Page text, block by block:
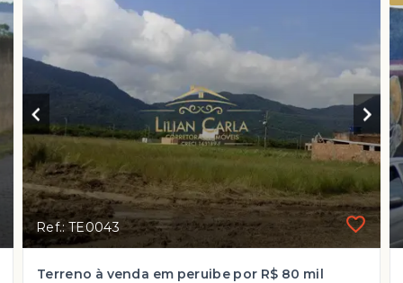
Ref.: TE0043
Terreno à venda em peruibe por R$ 80 mil